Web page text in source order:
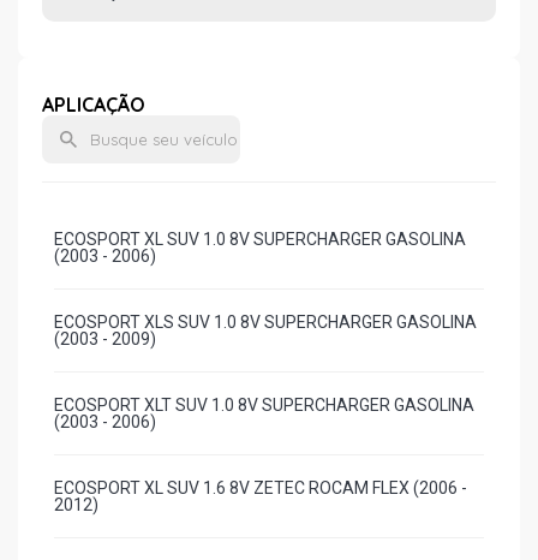
APLICAÇÃO
ECOSPORT XL SUV 1.0 8V SUPERCHARGER GASOLINA
(2003 - 2006)
ECOSPORT XLS SUV 1.0 8V SUPERCHARGER GASOLINA
(2003 - 2009)
ECOSPORT XLT SUV 1.0 8V SUPERCHARGER GASOLINA
(2003 - 2006)
ECOSPORT XL SUV 1.6 8V ZETEC ROCAM FLEX (2006 -
2012)